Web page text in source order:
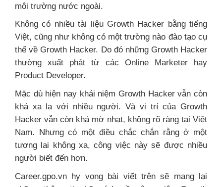
môi trường nước ngoài.
Không có nhiều tài liệu Growth Hacker bằng tiếng
Việt, cũng như không có một trường nào đào tạo cụ
thể về Growth Hacker. Do đó những Growth Hacker
thường xuất phát từ các Online Marketer hay
Product Developer.
Mặc dù hiện nay khái niệm Growth Hacker vẫn còn
khá xa lạ với nhiều người. Và vị trí của Growth
Hacker vẫn còn khá mờ nhạt, không rõ ràng tại Việt
Nam. Nhưng có một điều chắc chắn rằng ở một
tương lai không xa, công việc này sẽ được nhiều
người biết đến hơn.
Career.gpo.vn hy vọng bài viết trên sẽ mang lại